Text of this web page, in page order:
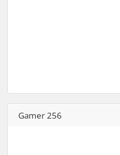
Gamer 256